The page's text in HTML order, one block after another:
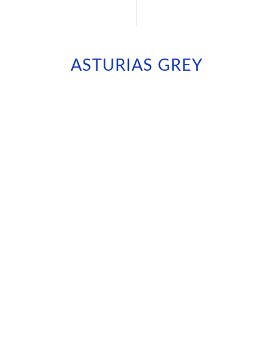
ASTURIAS GREY